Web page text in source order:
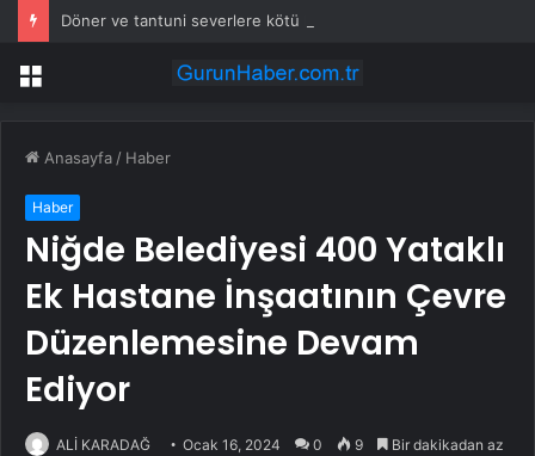
Menü
Anasayfa / Haber
Haber
Niğde Belediyesi 400 Yataklı
Ek Hastane İnşaatının Çevre
Düzenlemesine Devam
Ediyor
ALİ KARADAĞ Ocak 16, 2024 0 9 Bir dakikadan az